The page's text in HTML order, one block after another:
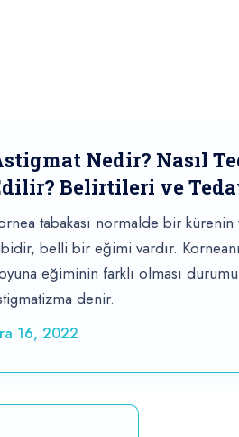
Nedir? Nasıl
Belirtileri ve
tabakası normalde bir kürenin
belli bir eğimi vardır.
eğiminin farklı olması
denir.
16, 2022